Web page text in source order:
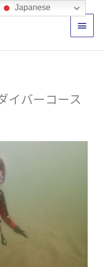
メ
イ
ン
イバーコース
Japanese